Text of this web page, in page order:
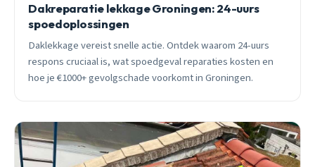
Dakreparatie lekkage Groningen: 24-uurs
spoedoplossingen
Daklekkage vereist snelle actie. Ontdek waarom 24-uurs
respons cruciaal is, wat spoedgeval reparaties kosten en
hoe je €1000+ gevolgschade voorkomt in Groningen.